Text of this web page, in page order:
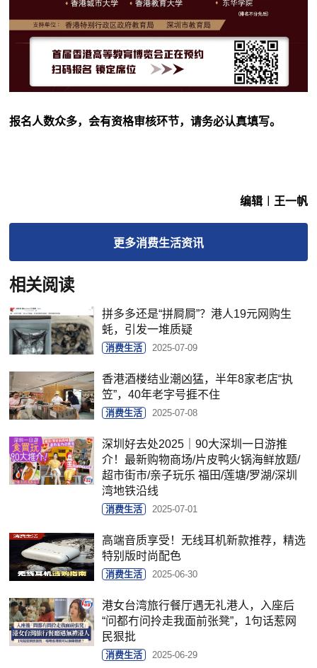
报名人数众多，会有资格审核环节，请务必认真填写。
编辑︱王一帆
更多消费生活资讯
相关阅读
拼多多还是“拼屙屙”？港人19元网购生
蚝，引发一堆质疑
消费生活 2025-07-09
香港酒楼结业潮凶猛，半年8家老店“执
笠”，40年老字号捱不住
消费生活 2025-07-08
深圳好去处2025｜90大深圳一日游推
介！最新购物商场/片皮鸭火锅海鲜放题/
超市街市/亲子玩乐 福田/莲塘/罗湖/深圳
湾地铁沿线
消费生活 2025-07-01
高端音质享受！无线耳机新款推荐，精选
特别版时尚配色
消费生活 2025-06-30
港女台湾旅行餐厅遇无礼港人，入座后
“问都冇问拎走我面前张凳”，1句话惹网
民狠批
消费生活 2025-06-29